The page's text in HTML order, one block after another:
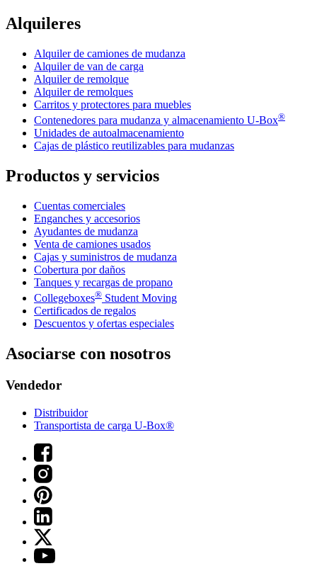
Alquileres
Alquiler de camiones de mudanza
Alquiler de van de carga
Alquiler de remolque
Alquiler de remolques
Carritos y protectores para muebles
Contenedores para mudanza y almacenamiento U-Box®
Unidades de autoalmacenamiento
Cajas de plástico reutilizables para mudanzas
Productos y servicios
Cuentas comerciales
Enganches y accesorios
Ayudantes de mudanza
Venta de camiones usados
Cajas y suministros de mudanza
Cobertura por daños
Tanques y recargas de propano
Collegeboxes® Student Moving
Certificados de regalos
Descuentos y ofertas especiales
Asociarse con nosotros
Vendedor
Distribuidor
Transportista de carga U-Box®